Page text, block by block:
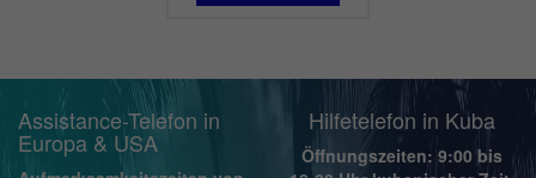
Assistance-Telefon in
Europa & USA
Hilfetelefon in Kuba
Öffnungszeiten: 9:00 bis